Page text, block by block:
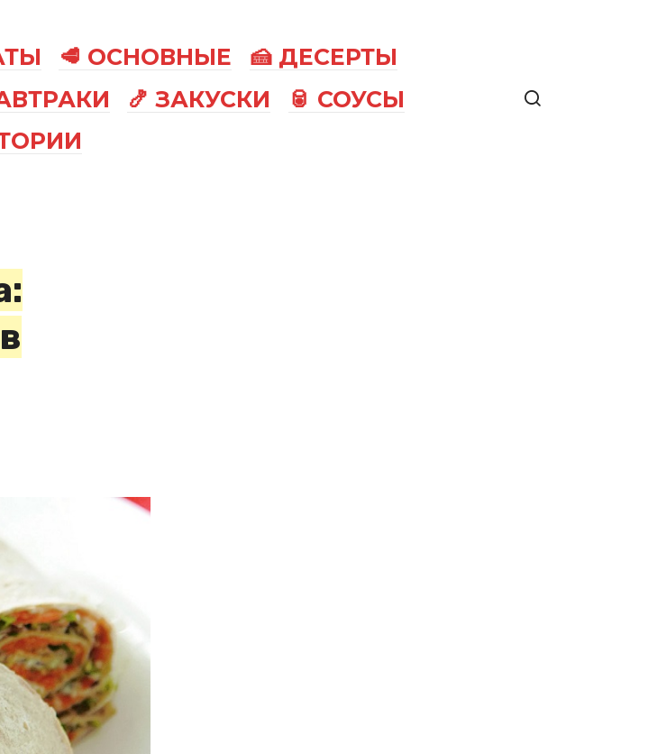
🥩 ОСНОВНЫЕ
🍰 ДЕСЕРТЫ
🍤 ЗАКУСКИ
🥫 СОУСЫ